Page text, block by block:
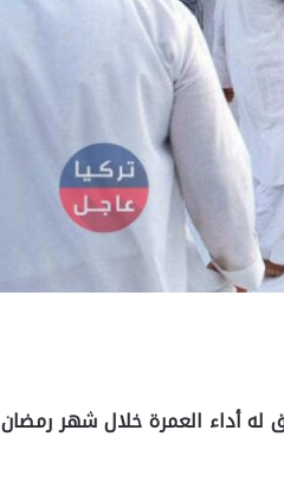
له أداء العمرة خلال شهر رمضان